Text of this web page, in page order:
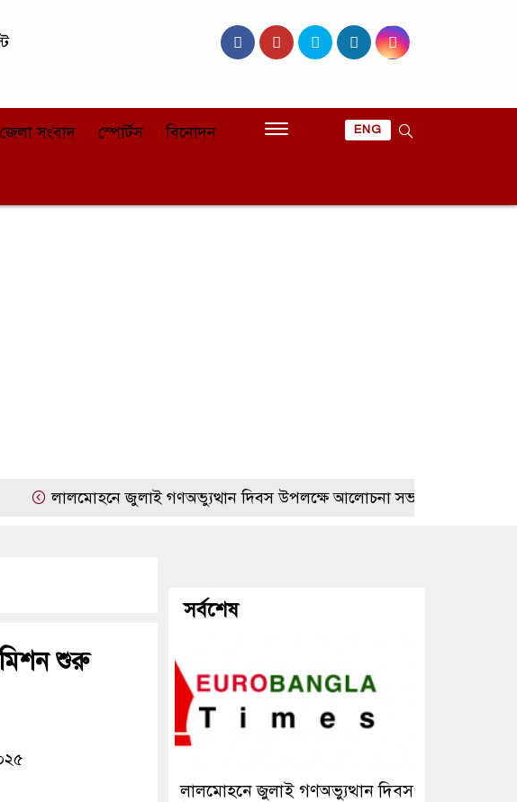
জেলা সংবাদ স্পোর্টস বিনোদন ENG
লালমোহনে জুলাই গণঅভ্যুত্থান দিবস উপলক্ষে আলোচনা সভা প্রেমের বিয়ের
মিশন শুরু
সর্বশেষ
লালমোহনে জুলাই গণঅভ্যুত্থান দিবস